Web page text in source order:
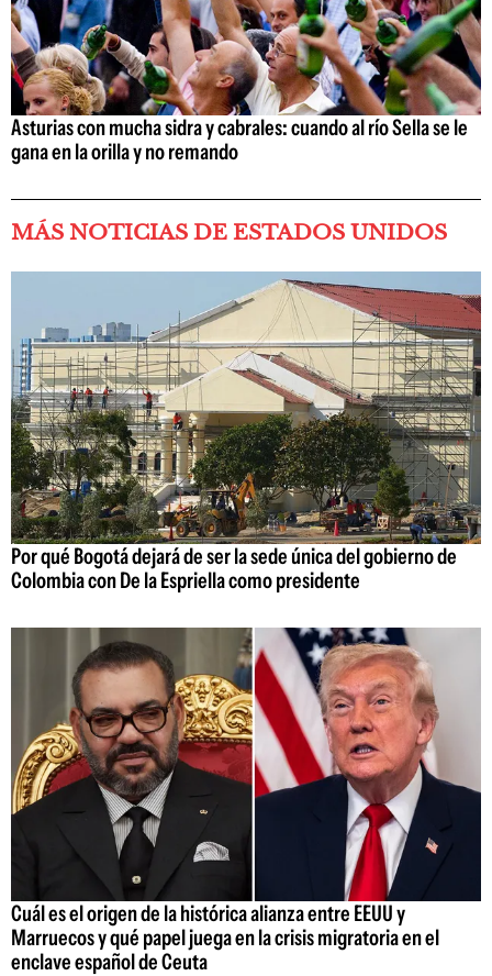
Asturias con mucha sidra y cabrales: cuando al río Sella se le
gana en la orilla y no remando
MÁS NOTICIAS DE ESTADOS UNIDOS
Por qué Bogotá dejará de ser la sede única del gobierno de
Colombia con De la Espriella como presidente
Cuál es el origen de la histórica alianza entre EEUU y
Marruecos y qué papel juega en la crisis migratoria en el
enclave español de Ceuta